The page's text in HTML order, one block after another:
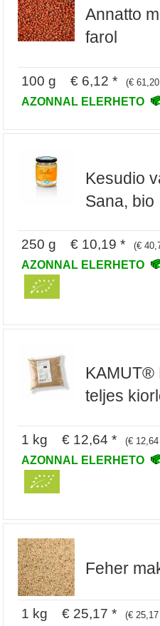
Annatto
farol
100 g € 6,12 * (€
AZONNAL ELERHETO
Kesudio
Sana, bio
250 g € 10,19 * (€
AZONNAL ELERHETO
KAMUT®
teljes
1 kg € 12,64 * (€
AZONNAL ELERHETO
Feher
1 kg € 25,17 * (€